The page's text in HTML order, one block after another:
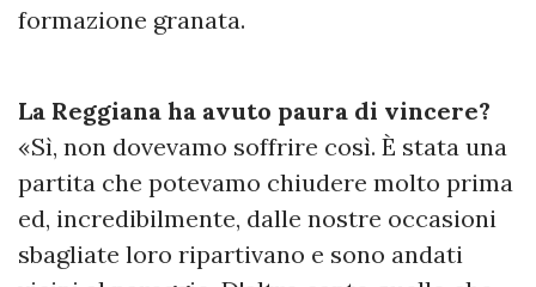
formazione granata.
La Reggiana ha avuto paura di vincere?
«Sì, non dovevamo soffrire così. È stata una
partita che potevamo chiudere molto prima
ed, incredibilmente, dalle nostre occasioni
sbagliate loro ripartivano e sono andati